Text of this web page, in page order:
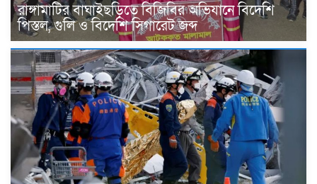
রাঙ্গামাটির বাঘাইছড়িতে বিজিবির অভিযানে বিদেশি
পিস্তল, গুলি ও বিদেশি সিগারেট জব্দ